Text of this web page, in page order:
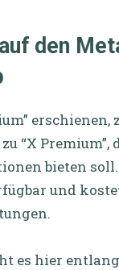
den
“X
bieten
und
es hier